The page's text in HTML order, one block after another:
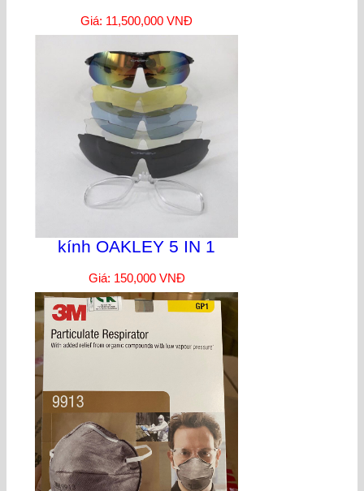
Giá: 11,500,000 VNĐ
kính OAKLEY 5 IN 1
Giá: 150,000 VNĐ